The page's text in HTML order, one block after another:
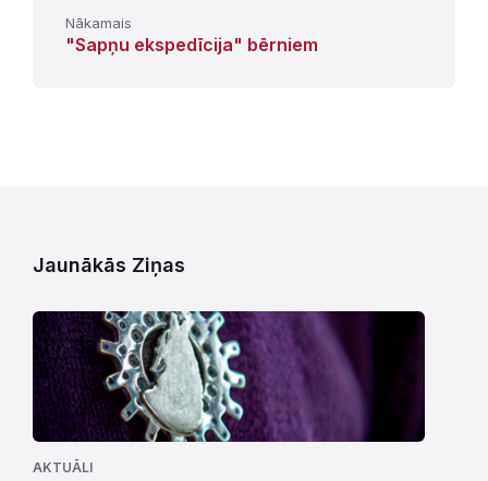
Nākamais
"Sapņu ekspedīcija" bērniem
Jaunākās Ziņas
AKTUĀLI